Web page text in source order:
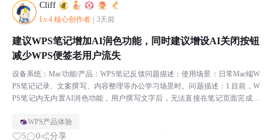
Cliff
Lv.4 核心创作者 3天前
建议WPS笔记增加AI润色功能，同时建议增设AI关闭按钮
减少WPS便签老用户流失
设备系统：Mac功能/产品：WPS笔记反馈问题描述：使用场景：日常Mac端W
PS笔记记录、文案撰写、内容整理等办公学习场景时。问题描述：1.目前，W
PS笔记内无内置AI润色功能，用户撰写文字后，无法直接在笔记页面完成语
WPS产品体验
5 0 分享